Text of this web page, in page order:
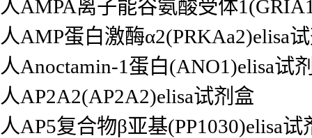
人AMPA离子能谷氨酸受体
人AMP蛋白激酶α2(PRKAa2)elisa
人Anoctamin-1蛋白(ANO1)elisa试
人AP2A2(AP2A2)elisa试剂盒
人AP5复合物β亚基(PP1030)elisa试